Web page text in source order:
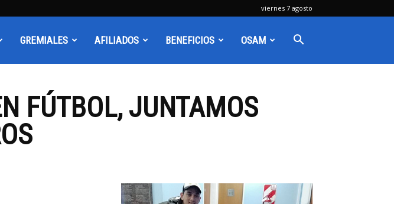
viernes 7 agosto
GREMIALES AFILIADOS BENEFICIOS OSAM
FÚTBOL, JUNTAMOS